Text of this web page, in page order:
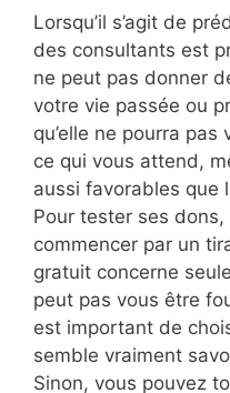
Lorsqu’il s’agit de
des consultants est
ne peut pas donner
votre vie passée ou
qu’elle ne pourra
ce qui vous attend,
aussi favorables que
Pour tester ses
commencer par un
gratuit concerne
peut pas vous être
est important de
semble vraiment
Sinon, vous pouvez